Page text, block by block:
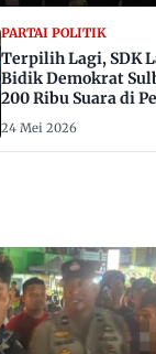
PARTAI POLITIK
Terpilih Lagi, SDK
Bidik Demokrat
200 Ribu Suara di
2029
24 Mei 2026